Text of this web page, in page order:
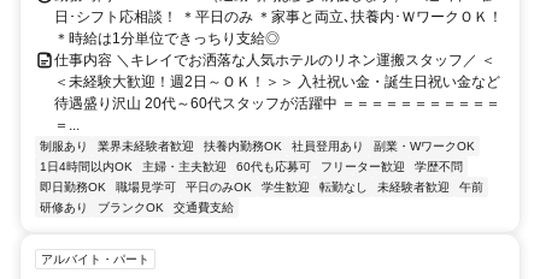
日･シフト応相談！ ＊平日のみ ＊家事と両立､扶養内･ＷワークＯＫ！
＊時給は1分単位できっちり支給◎
仕事内容 ＼キレイでお洒落な人気ホテルのリネン運搬スタッフ／ ＜
＜未経験大歓迎！週2日～ＯＫ！＞＞ 入社祝い金・誕生日祝い金など
待遇盛り沢山 20代～60代スタッフが活躍中 ＝＝＝＝＝＝＝＝＝＝＝
＝...
制服あり 業界未経験者歓迎 扶養内勤務OK 社員登用あり
副業・WワークOK
1日4時間以内OK
主婦・主夫歓迎 60代も応募可 フリーター歓迎
学歴不問
即日勤務OK
職場見学可 平日のみOK 学生歓迎 転勤なし 未経験者歓迎
午前
研修あり
ブランクOK 交通費支給
アルバイト・パート